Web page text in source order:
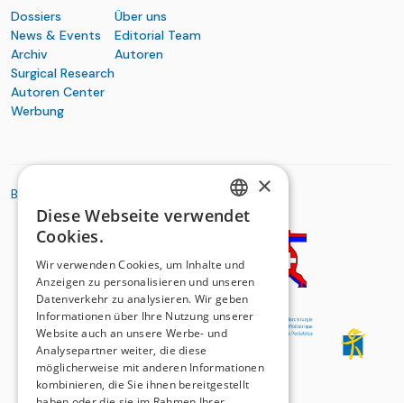
Dossiers
News & Events
Archiv
Surgical Research
Autoren Center
Werbung
Über uns
Editorial Team
Autoren
BASIC ORGANIZATIONS
GERMAN
×
Diese Webseite verwendet
Cookies.
Wir verwenden Cookies, um Inhalte und
Anzeigen zu personalisieren und unseren
Datenverkehr zu analysieren. Wir geben
Informationen über Ihre Nutzung unserer
Website auch an unsere Werbe- und
Analysepartner weiter, die diese
möglicherweise mit anderen Informationen
kombinieren, die Sie ihnen bereitgestellt